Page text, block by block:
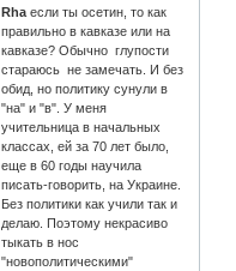
Rha если ты осетин, то как
правильно в кавказе или на
кавказе? Обычно глупости
стараюсь не замечать. И без
обид, но политику сунули в
"на" и "в". У меня
учительница в начальных
классах, ей за 70 лет было,
еще в 60 годы научила
писать-говорить, на Украине.
Без политики как учили так и
делаю. Поэтому некрасиво
тыкать в нос
"новополитическими"